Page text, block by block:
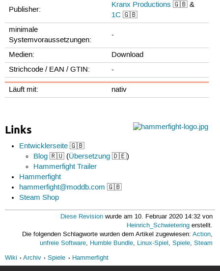
Publisher:
Kranx Productions 🇬🇧 &
1C 🇬🇧
minimale
Systemvoraussetzungen:
-
Medien:
Download
Strichcode / EAN / GTIN:
-
Läuft mit: nativ
Links
Entwicklerseite 🇬🇧
Blog 🇷🇺 (Übersetzung 🇩🇪)
Hammerfight Trailer
Hammerfight
hammerfight@moddb.com 🇬🇧
Steam Shop
Diese Revision wurde am 10. Februar 2020 14:32 von
Heinrich_Schwietering erstellt.
Die folgenden Schlagworte wurden dem Artikel zugewiesen:Action,
unfreie Software, Humble Bundle, Linux-Spiel ,Spiele,Steam
Wiki
Archiv Spiele Hammerfight